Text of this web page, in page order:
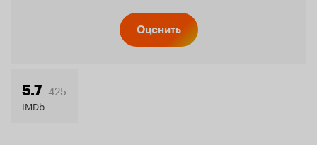
Оценить
5.7 425
IMDb